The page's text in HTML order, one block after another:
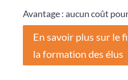
Avantage : aucun coût
En savoir plus sur le
la formation des élus